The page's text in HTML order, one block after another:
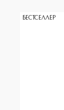
БЕСТСЕЛЛЕР